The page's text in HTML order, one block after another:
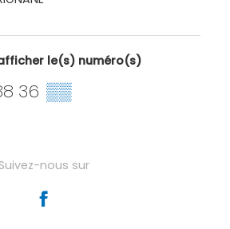
le(s) numéro(s)
36 ▒▒
Suivez-nous sur